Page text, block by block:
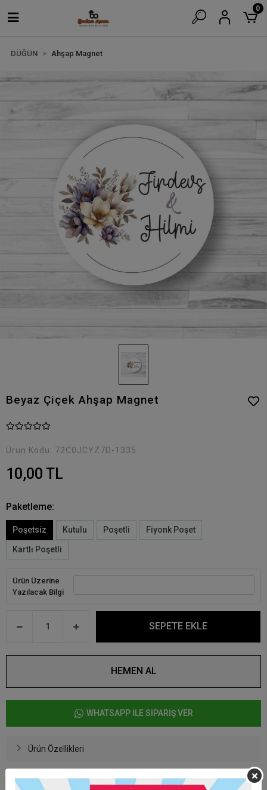
0
DÜĞÜN Ahşap Magnet
Beyaz Çiçek Ahşap Magnet
Ürün Kodu: 72C0JCYZ7D-1335
10,00 TL
Paketleme:
Poşetsiz Kutulu Poşetli Fiyonk Poşet
Kartlı Poşetli
Ürün Üzerine
Yazılacak Bilgi
SEPETE EKLE
HEMEN AL
WHATSAPP İLE SİPARİŞ VER
Ürün Özellikleri